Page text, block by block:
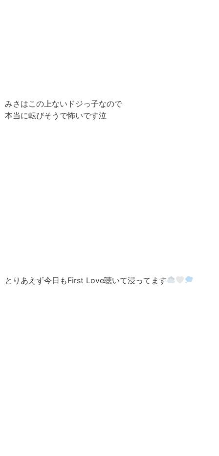
みさはこの上ないドジっ子なので
本当に転びそうで怖いです泣
とりあえず今日もFirst Love聴いて浸ってます